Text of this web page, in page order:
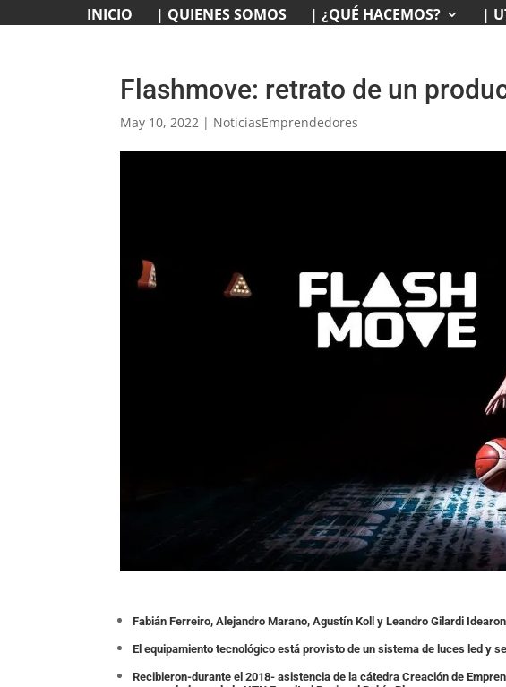
INICIO | QUIENES SOMOS | ¿QUÉ HACEMOS? |
Flashmove: retrato de un
May 10, 2022 | NoticiasEmprendedores
Fabián Ferreiro, Alejandro Marano, Agustín Koll y Leandro Gilardi
El equipamiento tecnológico está provisto de un sistema de luces led y
Recibieron-durante el 2018- asistencia de la cátedra Creación de